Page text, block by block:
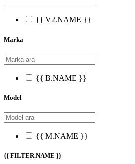
{{ V2.NAME }}
Marka
{{ B.NAME }}
Model
{{ M.NAME }}
{{ FILTER.NAME }}